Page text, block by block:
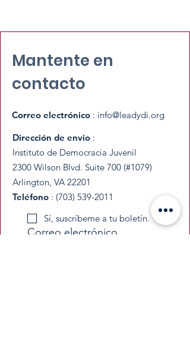
Mantente en
contacto
Correo electrónico : info@leadydi.org
Dirección de envio :
Instituto de Democracia Juvenil
2300 Wilson Blvd. Suite 700 (#1079)
Arlington, VA 22201
Teléfono : (703) 539-2011
Sí, suscríbeme a tu boletín.
Correo electrónico